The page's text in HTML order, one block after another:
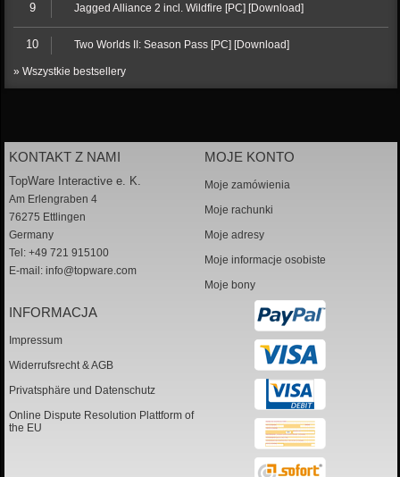
9 Jagged Alliance 2 incl. Wildfire [PC] [Download]
10 Two Worlds II: Season Pass [PC] [Download]
» Wszystkie bestsellery
KONTAKT Z NAMI
TopWare Interactive e. K.
Am Erlengraben 4
76275 Ettlingen
Germany
Tel: +49 721 915100
E-mail: info@topware.com
MOJE KONTO
Moje zamówienia
Moje rachunki
Moje adresy
Moje informacje osobiste
Moje bony
INFORMACJA
Impressum
Widerrufsrecht & AGB
Privatsphäre und Datenschutz
Online Dispute Resolution Plattform of
the EU